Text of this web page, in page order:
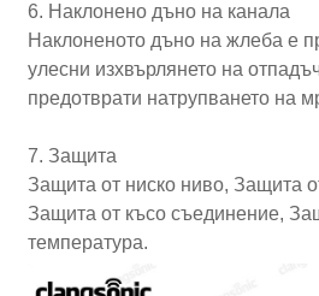
6. Наклонено дъно на канала
Наклоненото дъно на жлеба е
улесни изхвърлянето на
предотврати натрупването на
7. Защита
Защита от ниско ниво, Защита
Защита от късо съединение,
температура.